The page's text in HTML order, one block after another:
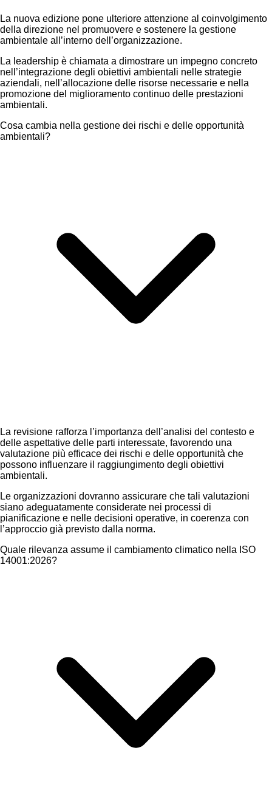
La nuova edizione pone ulteriore attenzione al coinvolgimento
della direzione nel promuovere e sostenere la gestione
ambientale all’interno dell’organizzazione.
La leadership è chiamata a dimostrare un impegno concreto
nell’integrazione degli obiettivi ambientali nelle strategie
aziendali, nell’allocazione delle risorse necessarie e nella
promozione del miglioramento continuo delle prestazioni
ambientali.
Cosa cambia nella gestione dei rischi e delle opportunità
ambientali?
La revisione rafforza l’importanza dell’analisi del contesto e
delle aspettative delle parti interessate, favorendo una
valutazione più efficace dei rischi e delle opportunità che
possono influenzare il raggiungimento degli obiettivi
ambientali.
Le organizzazioni dovranno assicurare che tali valutazioni
siano adeguatamente considerate nei processi di
pianificazione e nelle decisioni operative, in coerenza con
l’approccio già previsto dalla norma.
Quale rilevanza assume il cambiamento climatico nella ISO
14001:2026?